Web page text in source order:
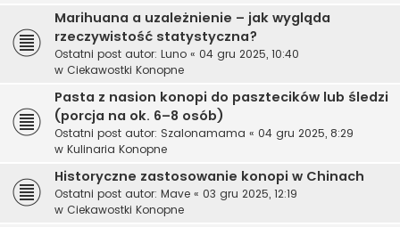
Marihuana a uzależnienie – jak wygląda
rzeczywistość statystyczna?
Ostatni post autor: Luno « 04 gru 2025, 10:40
w Ciekawostki Konopne
Pasta z nasion konopi do pasztecików lub śledzi
(porcja na ok. 6–8 osób)
Ostatni post autor: Szalonamama « 04 gru 2025, 8:29
w Kulinaria Konopne
Historyczne zastosowanie konopi w Chinach
Ostatni post autor: Mave « 03 gru 2025, 12:19
w Ciekawostki Konopne